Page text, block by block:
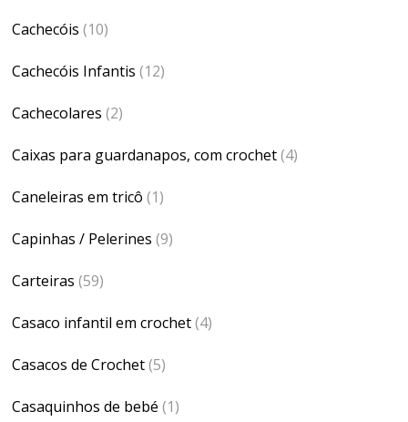
Cachecóis (10)
Cachecóis Infantis (12)
Cachecolares (2)
Caixas para guardanapos, com crochet(4)
Caneleiras em tricô (1)
Capinhas / Pelerines (9)
Carteiras (59)
Casaco infantil em crochet(4)
Casacos de Crochet(5)
Casaquinhos de bebé (1)